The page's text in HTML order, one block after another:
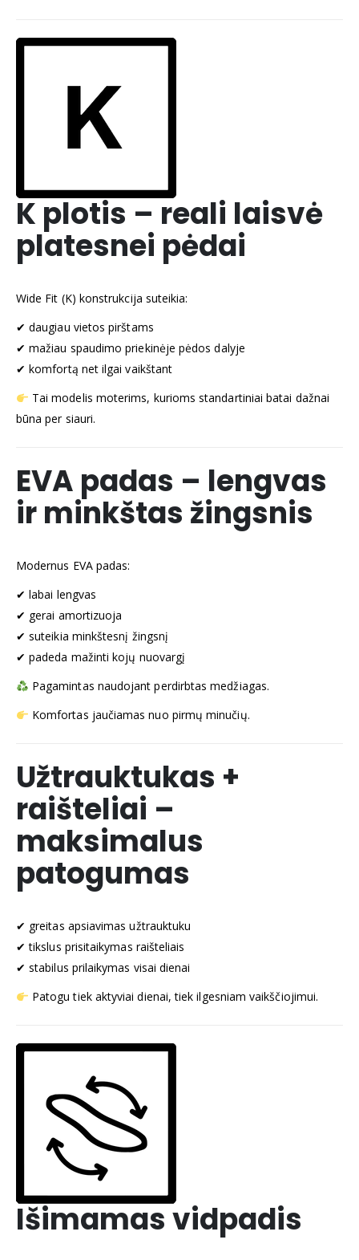
K plotis – reali laisvė
platesnei pėdai
Wide Fit (K) konstrukcija suteikia:
✔ daugiau vietos pirštams
✔ mažiau spaudimo priekinėje pėdos dalyje
✔ komfortą net ilgai vaikštant
Tai modelis moterims, kurioms standartiniai batai dažnai
būna per siauri.
EVA padas – lengvas
ir minkštas žingsnis
Modernus EVA padas:
✔ labai lengvas
✔ gerai amortizuoja
✔ suteikia minkštesnį žingsnį
✔ padeda mažinti kojų nuovargį
Pagamintas naudojant perdirbtas medžiagas.
Komfortas jaučiamas nuo pirmų minučių.
Užtrauktukas +
raišteliai –
maksimalus
patogumas
✔ greitas apsiavimas užtrauktuku
✔ tikslus prisitaikymas raišteliais
✔ stabilus prilaikymas visai dienai
Patogu tiek aktyviai dienai, tiek ilgesniam vaikščiojimui.
Išimamas vidpadis